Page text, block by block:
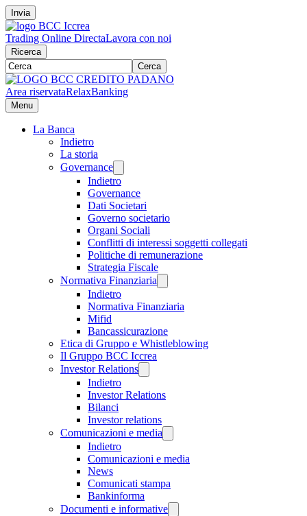
Invia
Trading Online DirectaLavora con noi
Ricerca
Cerca
Area riservataRelaxBanking
Menu
La Banca
Indietro
La storia
Governance
Indietro
Governance
Dati Societari
Governo societario
Organi Sociali
Conflitti di interessi soggetti collegati
Politiche di remunerazione
Strategia Fiscale
Normativa Finanziaria
Indietro
Normativa Finanziaria
Mifid
Bancassicurazione
Etica di Gruppo e Whistleblowing
Il Gruppo BCC Iccrea
Investor Relations
Indietro
Investor Relations
Bilanci
Investor relations
Comunicazioni e media
Indietro
Comunicazioni e media
News
Comunicati stampa
Bankinforma
Documenti e informative